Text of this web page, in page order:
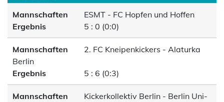
Mannschaften
ESMT - FC Hopfen und Hoffen
Ergebnis
5 : 0 (0:0)
Mannschaften
2. FC Kneipenkickers - Alaturka
Berlin
Ergebnis
5 : 6 (0:3)
Mannschaften
Kickerkollektiv Berlin - Berlin Uni-